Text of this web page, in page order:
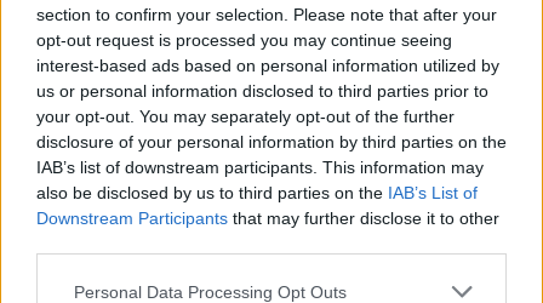
section to confirm your selection. Please note that after your
opt-out request is processed you may continue seeing
interest-based ads based on personal information utilized by
us or personal information disclosed to third parties prior to
your opt-out. You may separately opt-out of the further
disclosure of your personal information by third parties on the
IAB’s list of downstream participants. This information may
also be disclosed by us to third parties on the IAB’s List of
Downstream Participants that may further disclose it to other
Personal Data Processing Opt Outs
Kompletní programvisitpribrambrod.blogspot.com
Komentáře
TAGY Brod kaplička oslavy